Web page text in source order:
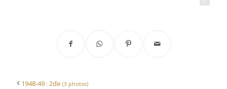
1948-49 : 2de (3 photos)